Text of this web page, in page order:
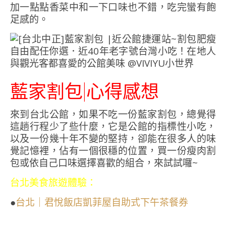
加一點點香菜中和一下口味也不錯，吃完蠻有飽
足感的。
藍家割包|心得感想
來到台北公館，如果不吃一份藍家割包，總覺得
這趟行程少了些什麼，它是公館的指標性小吃，
以及一份幾十年不變的堅持，卻能在很多人的味
覺記憶裡，佔有一個很穩的位置，買一份瘦肉割
包或依自己口味選擇喜歡的組合，來試試囉~
台北美食旅遊體驗：
●台北｜君悅飯店凱菲屋自助式下午茶餐券